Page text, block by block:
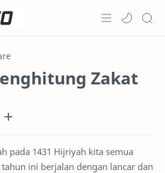
Projects
Services
Zakat
pada 1431 Hijriyah kita semua
ini berjalan dengan lancar dan